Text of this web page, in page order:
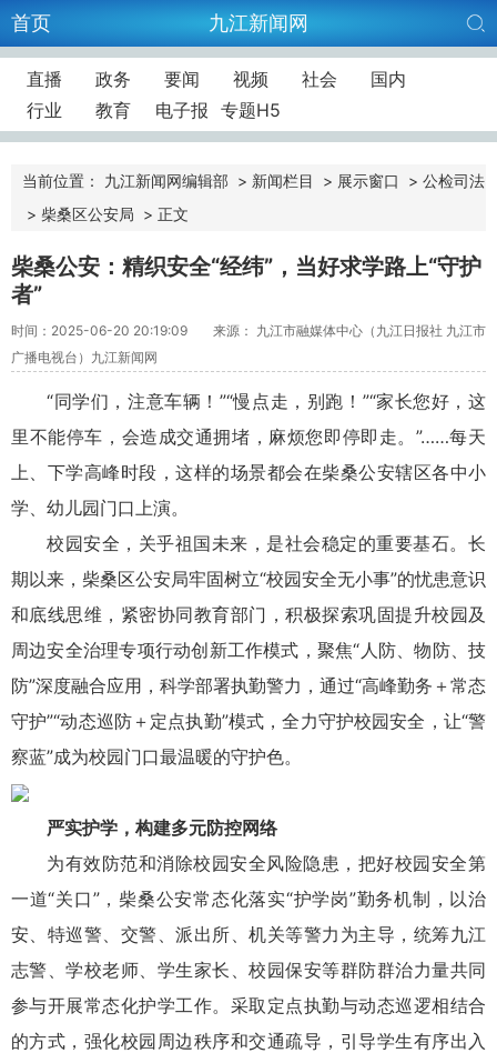
首页 九江新闻网
直播 政务 要闻 视频 社会
国内
行业
教育 电子报 专题H5
当前位置： 九江新闻网编辑部 > 新闻栏目 > 展示窗口 > 公检司法
> 柴桑区公安局 > 正文
柴桑公安：精织安全“经纬”，当好求学路上“守护
者”
时间：2025-06-20 20:19:09
来源： 九江市融媒体中心（九江日报社 九江市
广播电视台）九江新闻网
“同学们，注意车辆！”“慢点走，别跑！”“家长您好，这
里不能停车，会造成交通拥堵，麻烦您即停即走。”……每天
上、下学高峰时段，这样的场景都会在柴桑公安辖区各中小
学、幼儿园门口上演。
校园安全，关乎祖国未来，是社会稳定的重要基石。长
期以来，柴桑区公安局牢固树立“校园安全无小事”的忧患意识
和底线思维，紧密协同教育部门，积极探索巩固提升校园及
周边安全治理专项行动创新工作模式，聚焦“人防、物防、技
防”深度融合应用，科学部署执勤警力，通过“高峰勤务＋常态
守护”“动态巡防＋定点执勤”模式，全力守护校园安全，让“警
察蓝”成为校园门口最温暖的守护色。
严实护学，构建多元防控网络
为有效防范和消除校园安全风险隐患，把好校园安全第
一道“关口”，柴桑公安常态化落实“护学岗”勤务机制，以治
安、特巡警、交警、派出所、机关等警力为主导，统筹九江
志警、学校老师、学生家长、校园保安等群防群治力量共同
参与开展常态化护学工作。采取定点执勤与动态巡逻相结合
的方式，强化校园周边秩序和交通疏导，引导学生有序出入